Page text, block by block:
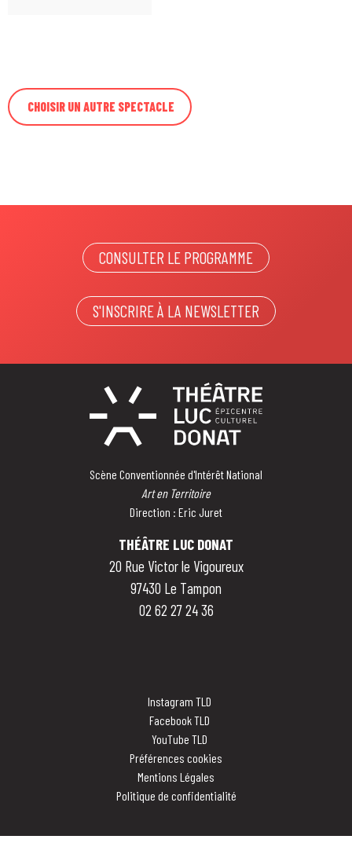
CONSULTER LE PROGRAMME
S'INSCRIRE À LA NEWSLETTER
Scène Conventionnée d'Intérêt National
Art en Territoire
Direction : Eric Juret
THÉÂTRE LUC DONAT
20 Rue Victor le Vigoureux
97430 Le Tampon
02 62 27 24 36
Instagram TLD
Facebook TLD
YouTube TLD
Préférences cookies
Mentions Légales
Politique de confidentialité